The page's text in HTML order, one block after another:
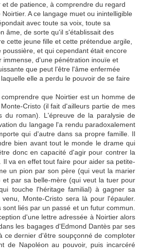
de patience, à comprendre du regard
A ce langage muet ou inintelligible
avec toute sa voix, toute sa
âme, de sorte qu'il s'établissait des
cette jeune fille et cette prétendue argile,
et qui cependant était encore
immense, d'une pénétration inouïe et
que peut l'être l'âme enfermée
elle a perdu le pouvoir de se faire
que Noirtier est un homme de
Cristo (il fait d'ailleurs partie de mes
du roman). L'épreuve de la paralysie de
du langage l'a rendu paradoxalement
qui d'autre dans sa propre famille. Il
bien avant tout le monde le drame qui
donc en capacité d'agir pour contrer la
Il va en effet tout faire pour aider sa petite-
un pion par son père (qui veut la marier
par sa belle-mère (qui veut la tuer pour
touche l'héritage familial) à gagner sa
Monte-Cristo sera là pour l'épauler.
liés par un passé et un futur commun.
d'une lettre adressée à Noirtier alors
les bagages d'Edmond Dantès par ses
ce dernier d'être soupçonné de comploter
de Napoléon au pouvoir, puis incarcéré